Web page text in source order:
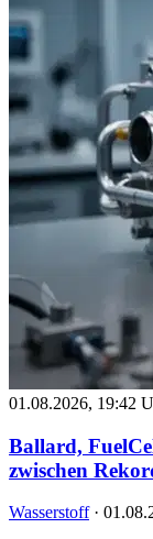
01.08.2026, 19:42
Ballard,
zwischen
Wasserstoff ·